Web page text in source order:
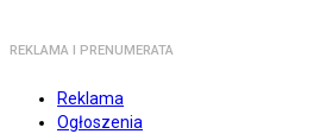
REKLAMA I PRENUMERATA
Reklama
Ogłoszenia